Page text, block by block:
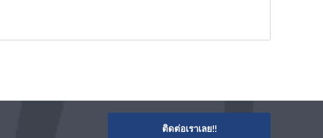
ติดต่อเราเลย!!